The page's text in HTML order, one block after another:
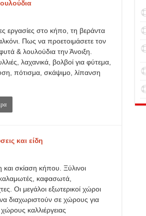
εργασίες στο κήπο, τη βεράντα
Πως να προετοιμάσετε τον
& λουλούδια την Άνοιξη.
λαχανικά, βολβοί για φύτεμα,
πότισμα, σκάψιμο, λίπανση
και είδη
και σκίαση κήπου. Ξύλινοι
καφασωτά,
Οι μεγάλοι εξωτερικοί χώροι
διαχωριστούν σε χώρους για
καλλιέργειας